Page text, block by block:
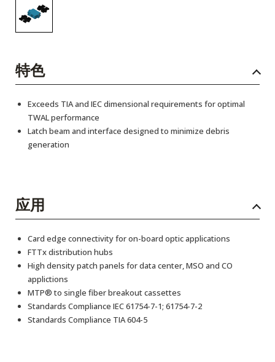
特色
Exceeds TIA and IEC dimensional requirements for optimal
TWAL performance
Latch beam and interface designed to minimize debris
generation
应用
Card edge connectivity for on-board optic applications
FTTx distribution hubs
High density patch panels for data center, MSO and CO
applictions
MTP® to single fiber breakout cassettes
Standards Compliance IEC 61754-7-1; 61754-7-2
Standards Compliance TIA 604-5